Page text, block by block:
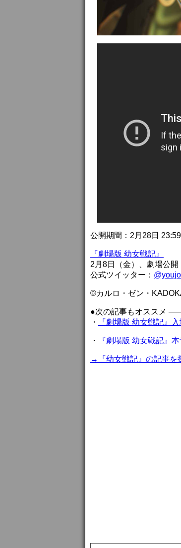
公開期間：2月28日
『劇場版 幼女戦記』
2月8日（金）、劇場公開
公式ツイッター：
©カルロ・ゼン・
●次の記事もオスス
・
『劇場版 幼女戦記』
・ 『劇場版 幼女戦記』
→『幼女戦記』の記事を